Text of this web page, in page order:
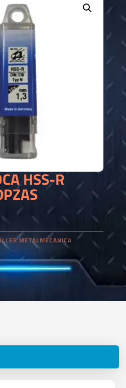
HSS-R
METALMECANICA